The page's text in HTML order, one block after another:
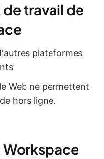
travail de
plateformes
Web ne permettent
hors ligne.
Workspace